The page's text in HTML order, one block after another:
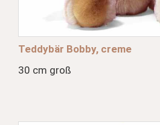
Teddybär Bobby, creme
30 cm groß